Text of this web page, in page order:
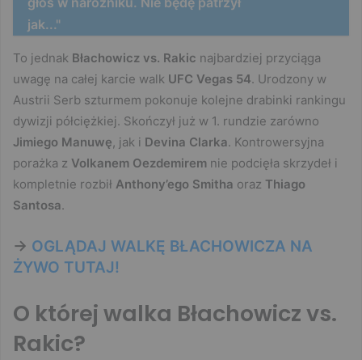
jak..."
To jednak Błachowicz vs. Rakic najbardziej przyciąga
uwagę na całej karcie walk UFC Vegas 54. Urodzony w
Austrii Serb szturmem pokonuje kolejne drabinki rankingu
dywizji półciężkiej. Skończył już w 1. rundzie zarówno
Jimiego Manuwę, jak i Devina Clarka. Kontrowersyjna
porażka z Volkanem Oezdemirem nie podcięła skrzydeł i
kompletnie rozbił Anthony’ego Smitha oraz Thiago
Santosa.
-> OGLĄDAJ WALKĘ BŁACHOWICZA NA
ŻYWO TUTAJ!
O której walka Błachowicz vs.
Rakic?